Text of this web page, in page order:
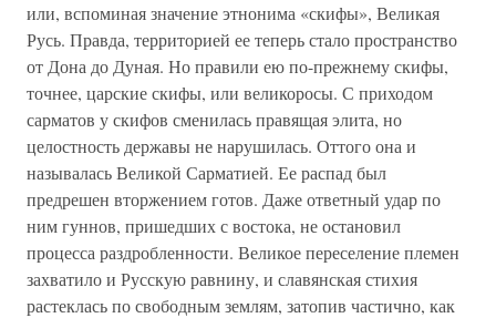
или, вспоминая значение этнонима «скифы», Великая
Русь. Правда, территорией ее теперь стало пространство
от Дона до Дуная. Но правили ею по-прежнему скифы,
точнее, царские скифы, или великоросы. С приходом
сарматов у скифов сменилась правящая элита, но
целостность державы не нарушилась. Оттого она и
называлась Великой Сарматией. Ее распад был
предрешен вторжением готов. Даже ответный удар по
ним гуннов, пришедших с востока, не остановил
процесса раздробленности. Великое переселение племен
захватило и Русскую равнину, и славянская стихия
растеклась по свободным землям, затопив частично, как